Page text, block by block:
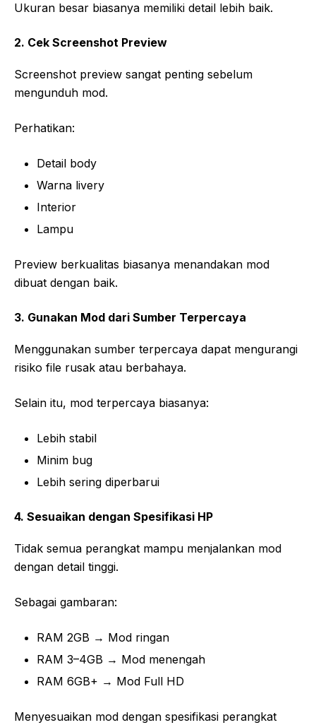
Ukuran besar biasanya memiliki detail lebih baik.
2. Cek Screenshot Preview
Screenshot preview sangat penting sebelum
mengunduh mod.
Perhatikan:
Detail body
Warna livery
Interior
Lampu
Preview berkualitas biasanya menandakan mod
dibuat dengan baik.
3. Gunakan Mod dari Sumber Terpercaya
Menggunakan sumber terpercaya dapat mengurangi
risiko file rusak atau berbahaya.
Selain itu, mod terpercaya biasanya:
Lebih stabil
Minim bug
Lebih sering diperbarui
4. Sesuaikan dengan Spesifikasi HP
Tidak semua perangkat mampu menjalankan mod
dengan detail tinggi.
Sebagai gambaran:
RAM 2GB → Mod ringan
RAM 3–4GB → Mod menengah
RAM 6GB+ → Mod Full HD
Menyesuaikan mod dengan spesifikasi perangkat